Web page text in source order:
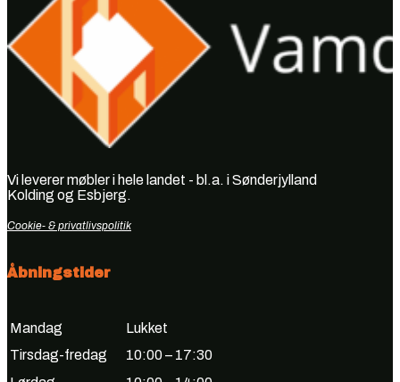
Vi leverer møbler i hele landet - bl.a. i Sønderjylland
Kolding og Esbjerg.
Cookie- & privatlivspolitik
Åbningstider
Mandag
Lukket
Tirsdag-fredag
10:00 – 17:30